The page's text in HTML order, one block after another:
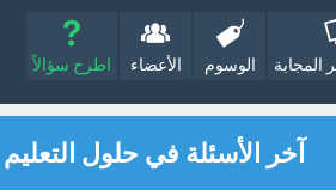
المجابة الوسوم الأعضاء اطرح سؤالاً
آخر الأسئلة في حلول التعليم